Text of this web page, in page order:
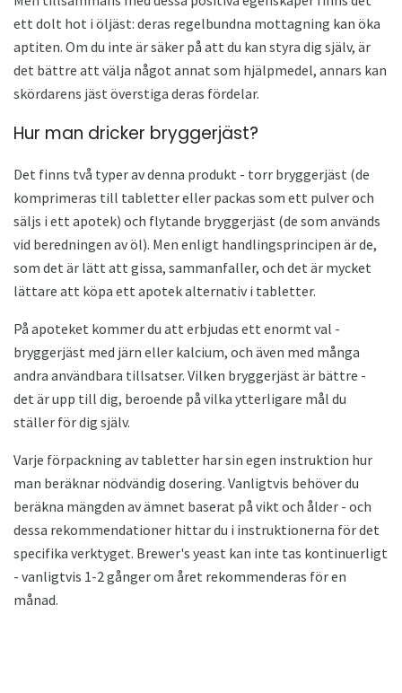
ett dolt hot i öljäst: deras regelbundna mottagning kan öka
aptiten. Om du inte är säker på att du kan styra dig själv, är
det bättre att välja något annat som hjälpmedel, annars kan
skördarens jäst överstiga deras fördelar.
Hur man dricker bryggerjäst?
Det finns två typer av denna produkt - torr bryggerjäst (de
komprimeras till tabletter eller packas som ett pulver och
säljs i ett apotek) och flytande bryggerjäst (de som används
vid beredningen av öl). Men enligt handlingsprincipen är de,
som det är lätt att gissa, sammanfaller, och det är mycket
lättare att köpa ett apotek alternativ i tabletter.
På apoteket kommer du att erbjudas ett enormt val -
bryggerjäst med järn eller kalcium, och även med många
andra användbara tillsatser. Vilken bryggerjäst är bättre -
det är upp till dig, beroende på vilka ytterligare mål du
ställer för dig själv.
Varje förpackning av tabletter har sin egen instruktion hur
man beräknar nödvändig dosering. Vanligtvis behöver du
beräkna mängden av ämnet baserat på vikt och ålder - och
dessa rekommendationer hittar du i instruktionerna för det
specifika verktyget. Brewer's yeast kan inte tas kontinuerligt
- vanligtvis 1-2 gånger om året rekommenderas för en
månad.